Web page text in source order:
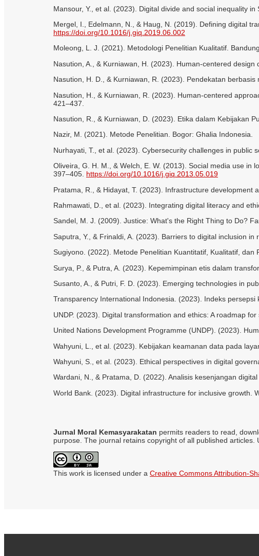
Mansour, Y., et al. (2023). Digital divide and social inequality
Mergel, I., Edelmann, N., & Haug, N. (2019). Defining digital
https://doi.org/10.1016/j.giq.2019.06.002
Moleong, L. J. (2021). Metodologi Penelitian Kualitatif.
Nasution, A., & Kurniawan, H. (2023). Human-centered
Nasution, H. D., & Kurniawan, R. (2023). Pendekatan
Nasution, H., & Kurniawan, R. (2023). Human-centered
421–437.
Nasution, R., & Kurniawan, D. (2023). Etika dalam Kebijakan
Nazir, M. (2021). Metode Penelitian. Bogor: Ghalia Indonesia.
Nurhayati, T., et al. (2023). Cybersecurity challenges in public
Oliveira, G. H. M., & Welch, E. W. (2013). Social media use
397–405. https://doi.org/10.1016/j.giq.2013.05.019
Pratama, R., & Hidayat, T. (2023). Infrastructure development
Rahmawati, D., et al. (2023). Integrating digital literacy and
Sandel, M. J. (2009). Justice: What's the Right Thing to Do?
Saputra, Y., & Frinaldi, A. (2023). Barriers to digital inclusion
Sugiyono. (2022). Metode Penelitian Kuantitatif, Kualitatif, dan
Surya, P., & Putra, A. (2023). Kepemimpinan etis dalam
Susanto, A., & Putri, F. D. (2023). Emerging technologies in
Transparency International Indonesia. (2023). Indeks
UNDP. (2023). Digital transformation and ethics: A roadmap
United Nations Development Programme (UNDP). (2023).
Wahyuni, L., et al. (2023). Kebijakan keamanan data pada
Wahyuni, S., et al. (2023). Ethical perspectives in digital
Wardani, N., & Pratama, D. (2022). Analisis kesenjangan
World Bank. (2023). Digital infrastructure for inclusive growth.
Jurnal Moral Kemasyarakatan permits readers to read,
purpose. The journal retains copyright of all published
This work is licensed under a Creative Commons Attribution-